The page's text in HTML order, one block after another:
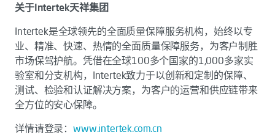
关于Intertek天祥集团
Intertek是全球领先的全面质量保障服务机构，始终以专
业、精准、快速、热情的全面质量保障服务，为客户制胜
市场保驾护航。凭借在全球100多个国家的1,000多家实
验室和分支机构，Intertek致力于以创新和定制的保障、
测试、检验和认证解决方案，为客户的运营和供应链带来
全方位的安心保障。
详情请登录：www.intertek.com.cn